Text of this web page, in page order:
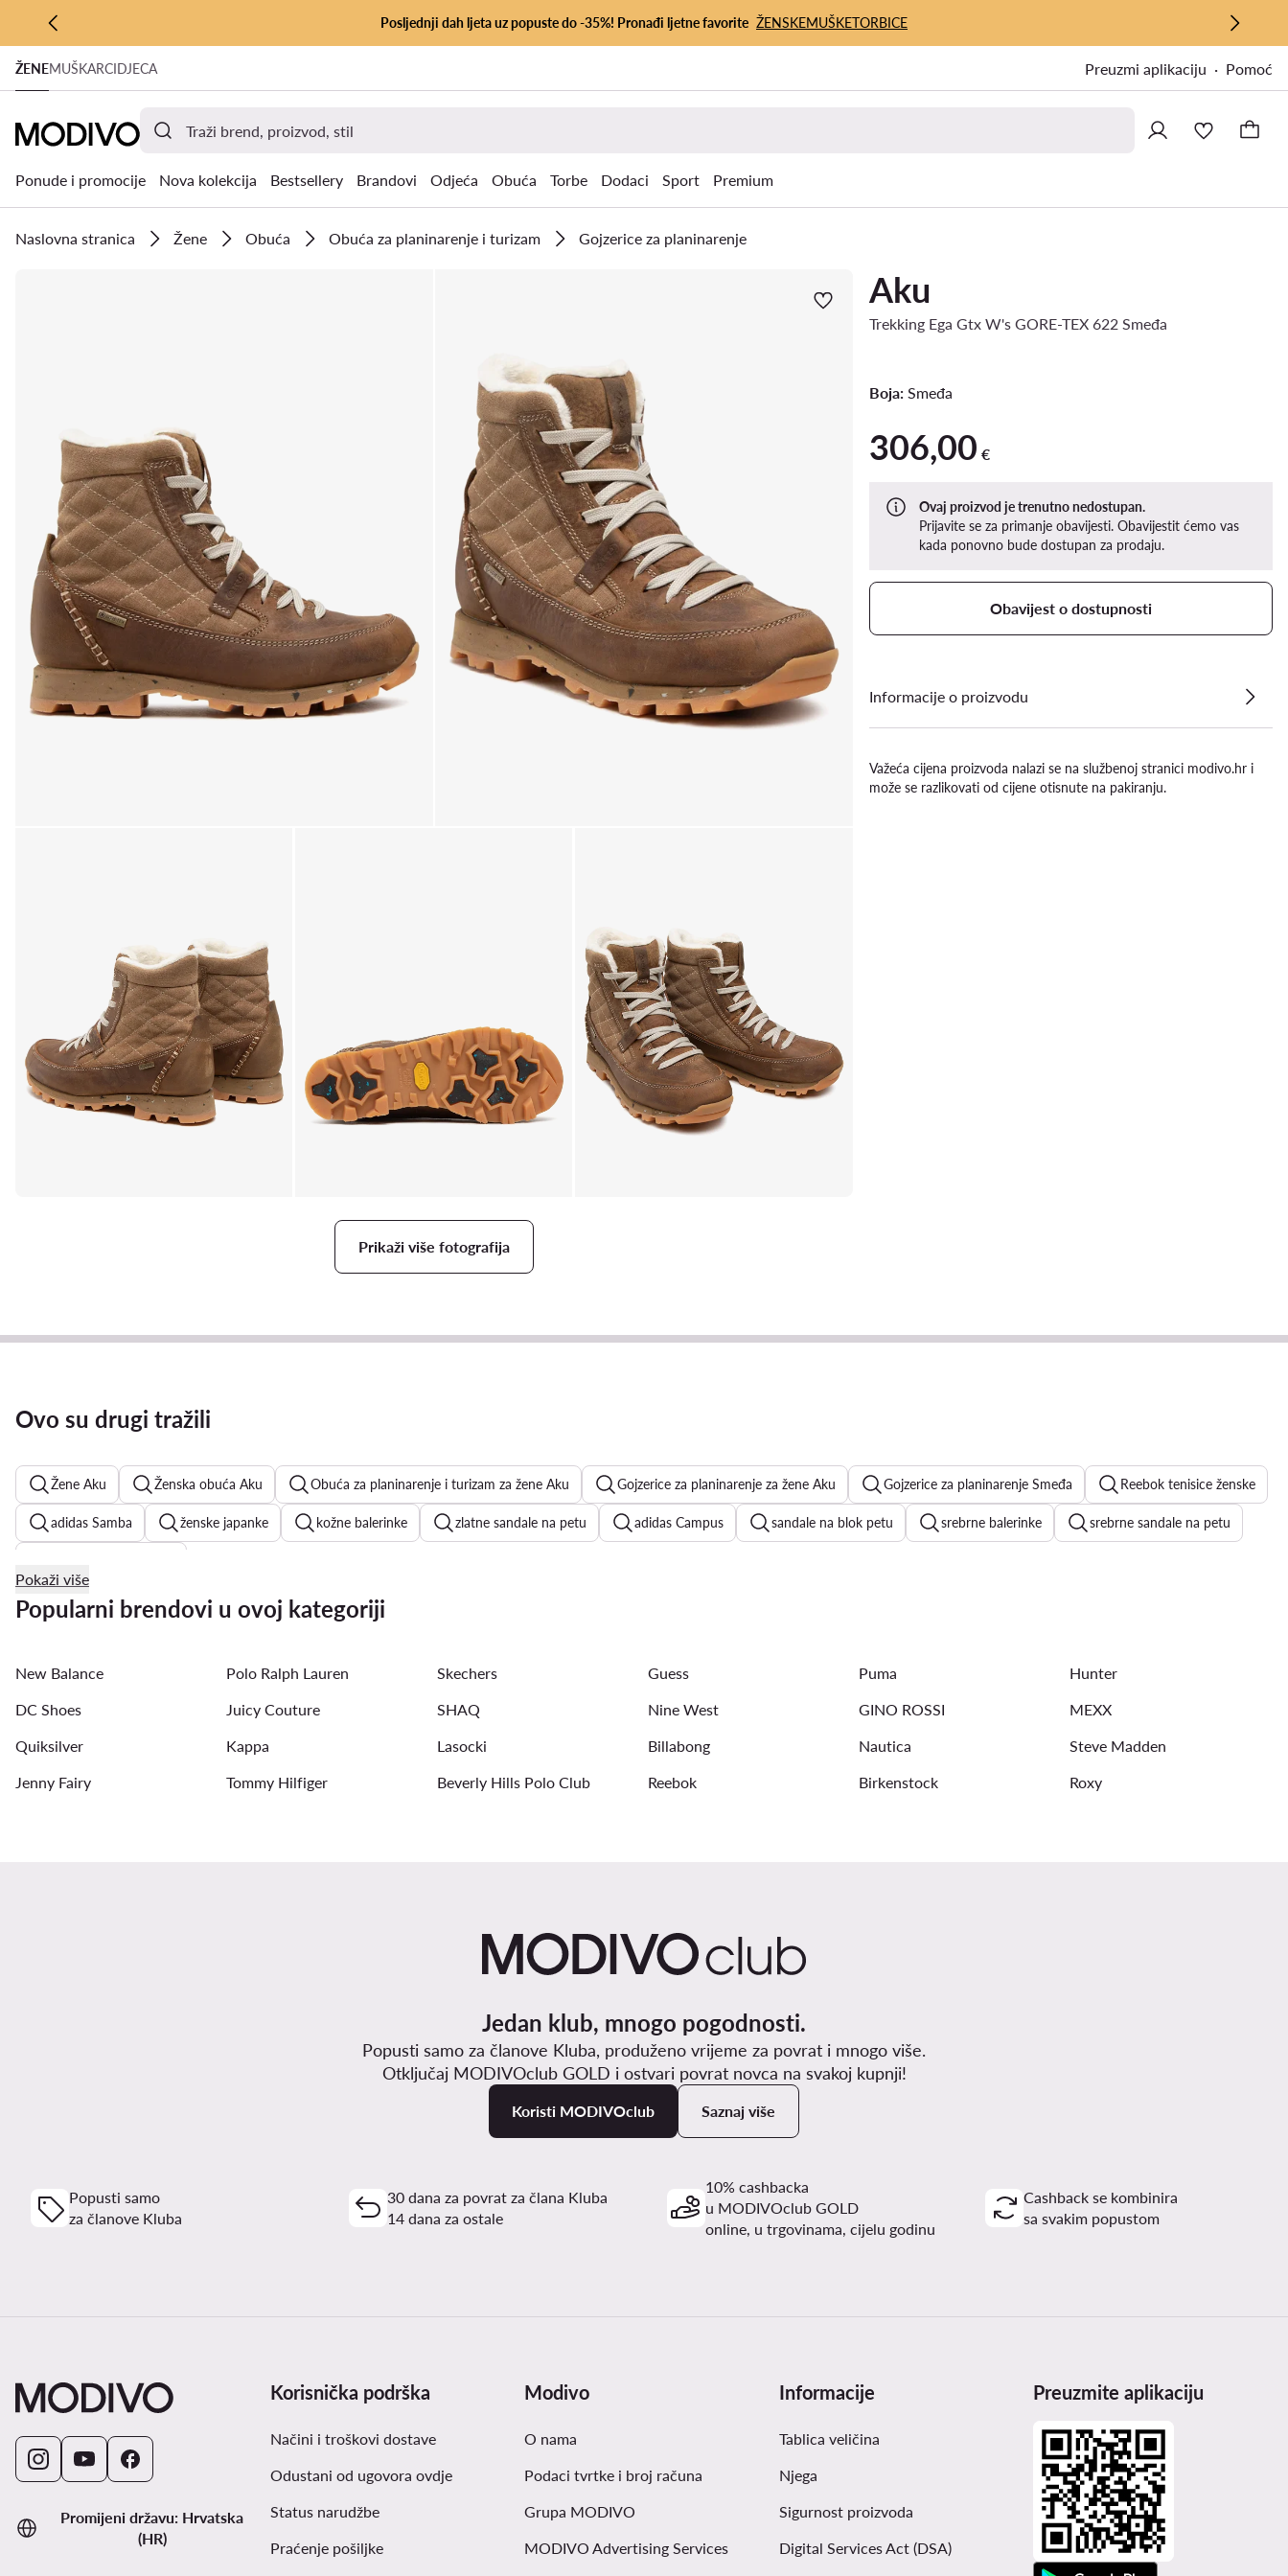
PRIJEĐI NA GLAVNI SADRŽAJ
PRIJEĐI NA PRETRAŽIVANJE
Posljednji dah ljeta uz popuste do -35%! Pronađi ljetne favorite ŽENSKEMUŠKETORBICE
ŽENEMUŠKARCIDJECA Preuzmi aplikaciju Pomoć
Ponude i promocije Nova kolekcija Bestsellery Brandovi Odjeća Obuća Torbe Dodaci Sport Premium
Naslovna stranica Žene Obuća Obuća za planinarenje i turizam Gojzerice za planinarenje
Prikaži više fotografija
Aku
Trekking Ega Gtx W's GORE-TEX 622 Smeđa
Boja:Smeđa
306,00 €
306,00 €
Ovaj proizvod je trenutno nedostupan.
Prijavite se za primanje obavijesti. Obavijestit ćemo vas
kada ponovno bude dostupan za prodaju.
Obavijest o dostupnosti
Informacije o proizvodu
Važeća cijena proizvoda nalazi se na službenoj stranici modivo.hr i
može se razlikovati od cijene otisnute na pakiranju.
Ovo su drugi tražili
Žene Aku Ženska obuća Aku Obuća za planinarenje i turizam za žene Aku Gojzerice za planinarenje za žene Aku Gojzerice za planinarenje Smeđa Reebok tenisice ženske
adidas Samba ženske japanke kožne balerinke zlatne sandale na petu adidas Campus sandale na blok petu srebrne balerinke srebrne sandale na petu
Beverly Hills Polo Club tenisice ženske tenisice na platformu
Pokaži više
Popularni brendovi u ovoj kategoriji
New Balance Polo Ralph Lauren Skechers Guess Puma
Hunter
DC Shoes
Juicy Couture SHAQ Nine West GINO ROSSI
MEXX
Quiksilver
Kappa Lasocki Billabong Nautica
Steve Madden
Jenny Fairy
Tommy Hilfiger Beverly Hills Polo Club Reebok Birkenstock Roxy
Jedan klub, mnogo pogodnosti.
Popusti samo za članove Kluba, produženo vrijeme za povrat i mnogo više.
Otključaj MODIVOclub GOLD i ostvari povrat novca na svakoj kupnji!
Koristi MODIVOclub Saznaj više
Popusti samo
za članove Kluba
30 dana za povrat za člana Kluba
14 dana za ostale
10% cashbacka
u MODIVOclub GOLD
online, u trgovinama, cijelu godinu
Cashback se kombinira
sa svakim popustom
Promijeni državu: Hrvatska
(HR)
Korisnička podrška
Načini i troškovi dostave
Odustani od ugovora ovdje
Status narudžbe
Praćenje pošiljke
Modivo
O nama
Podaci tvrtke i broj računa
Grupa MODIVO
MODIVO Advertising Services
Informacije
Tablica veličina
Njega
Sigurnost proizvoda
Digital Services Act (DSA)
Preuzmite aplikaciju